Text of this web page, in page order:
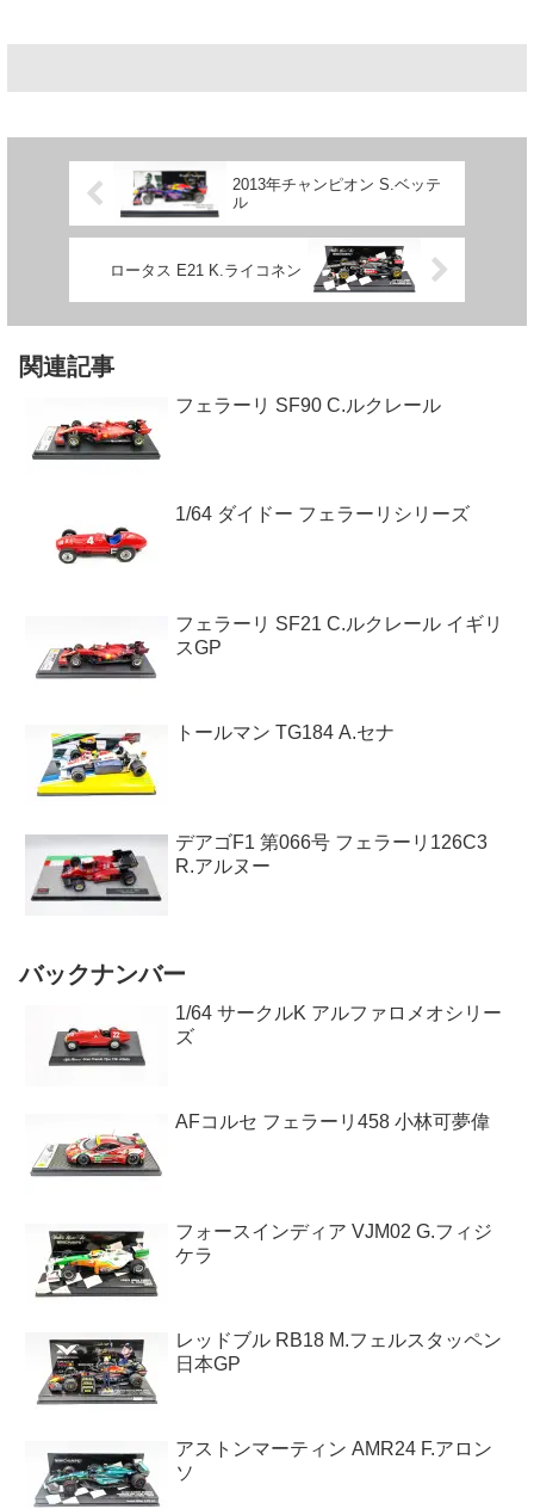
2013年チャンピオン S.ベッテ
ル
ロータス E21 K.ライコネン
関連記事
フェラーリ SF90 C.ルクレール
1/64 ダイドー フェラーリシリーズ
フェラーリ SF21 C.ルクレール イギリ
スGP
トールマン TG184 A.セナ
デアゴF1 第066号 フェラーリ126C3
R.アルヌー
バックナンバー
1/64 サークルK アルファロメオシリー
ズ
AFコルセ フェラーリ458 小林可夢偉
フォースインディア VJM02 G.フィジ
ケラ
レッドブル RB18 M.フェルスタッペン
日本GP
アストンマーティン AMR24 F.アロン
ソ